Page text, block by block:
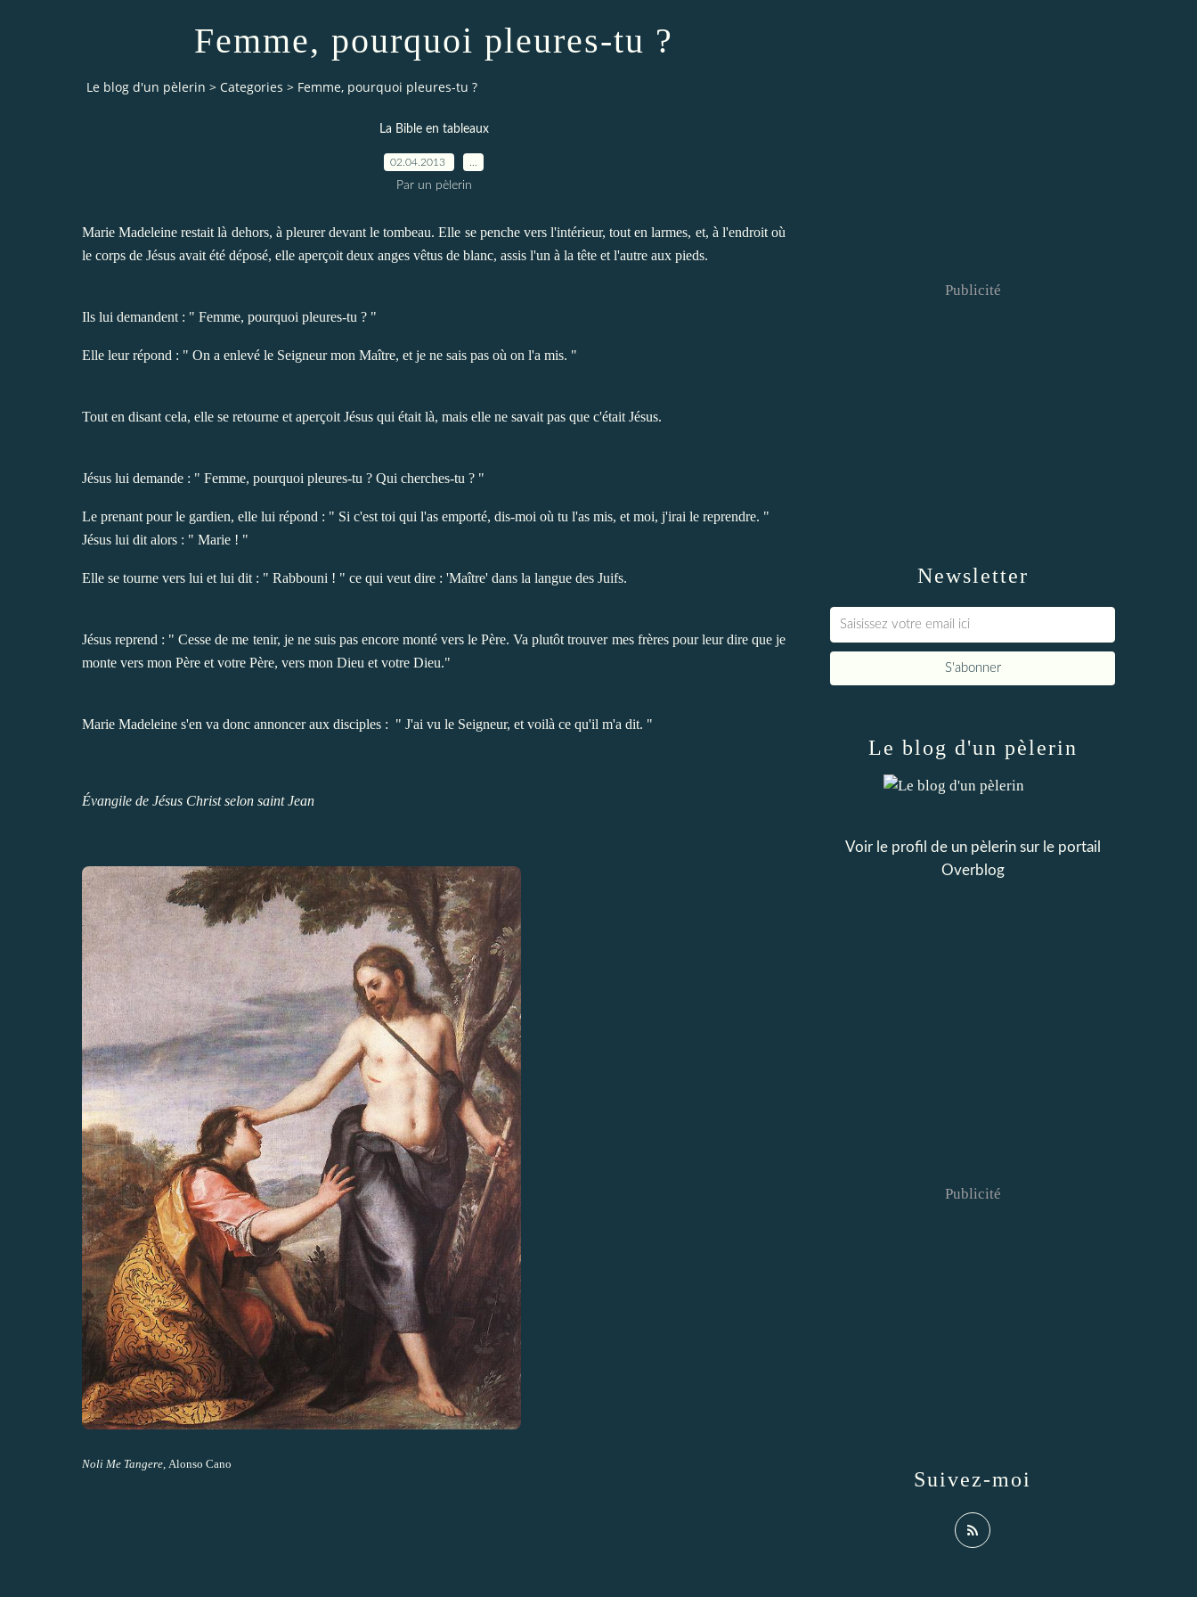
Femme, pourquoi pleures-tu ?
Le blog d'un pèlerin > Categories > Femme, pourquoi pleures-tu ?
La Bible en tableaux
02.04.2013
Par un pèlerin
Marie Madeleine restait là dehors, à pleurer devant le tombeau. Elle se penche vers l'intérieur, tout en larmes, et, à l'endroit où
le corps de Jésus avait été déposé, elle aperçoit deux anges vêtus de blanc, assis l'un à la tête et l'autre aux pieds.
Ils lui demandent : " Femme, pourquoi pleures-tu ? "
Elle leur répond : " On a enlevé le Seigneur mon Maître, et je ne sais pas où on l'a mis. "
Tout en disant cela, elle se retourne et aperçoit Jésus qui était là, mais elle ne savait pas que c'était Jésus.
Jésus lui demande : " Femme, pourquoi pleures-tu ? Qui cherches-tu ? "
Le prenant pour le gardien, elle lui répond : " Si c'est toi qui l'as emporté, dis-moi où tu l'as mis, et moi, j'irai le reprendre. "
Jésus lui dit alors : " Marie ! "
Elle se tourne vers lui et lui dit : " Rabbouni ! " ce qui veut dire : 'Maître' dans la langue des Juifs.
Jésus reprend : " Cesse de me tenir, je ne suis pas encore monté vers le Père. Va plutôt trouver mes frères pour leur dire que je
monte vers mon Père et votre Père, vers mon Dieu et votre Dieu."
Marie Madeleine s'en va donc annoncer aux disciples : " J'ai vu le Seigneur, et voilà ce qu'il m'a dit. "
Évangile de Jésus Christ selon saint Jean
Noli Me Tangere , Alonso Cano
Newsletter
Publicité
Le blog d'un pèlerin
Voir le profil de un pèlerinsur le portail
Overblog
Suivez-moi
Publicité